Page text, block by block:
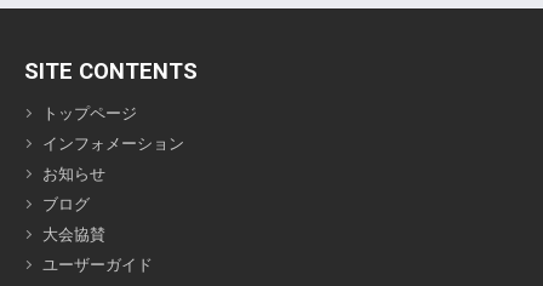
SITE CONTENTS
トップページ
インフォメーション
お知らせ
ブログ
大会協賛
ユーザーガイド